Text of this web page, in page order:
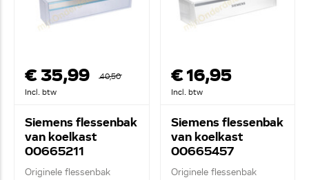
€ 35,99
40,50
Incl. btw
Siemens flessenbak
van koelkast
00665211
Originele flessenbak
€ 16,95
Incl. btw
Siemens flessenbak
van koelkast
00665457
Originele flessenbak